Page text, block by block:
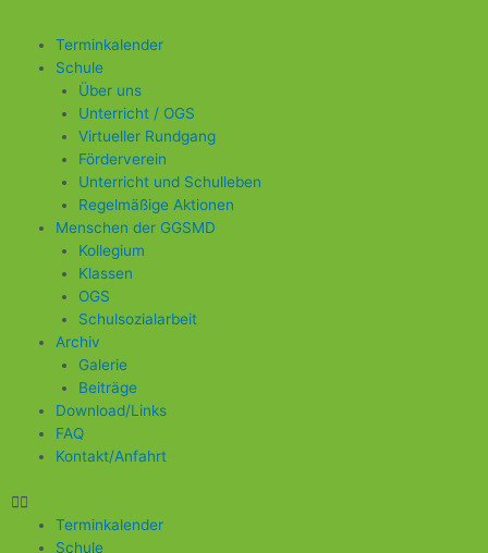
Terminkalender
Schule
Über uns
Unterricht / OGS
Virtueller Rundgang
Förderverein
Unterricht und Schulleben
Regelmäßige Aktionen
Menschen der GGSMD
Kollegium
Klassen
OGS
Schulsozialarbeit
Archiv
Galerie
Beiträge
Download/Links
FAQ
Kontakt/Anfahrt
Menü
Terminkalender
Schule